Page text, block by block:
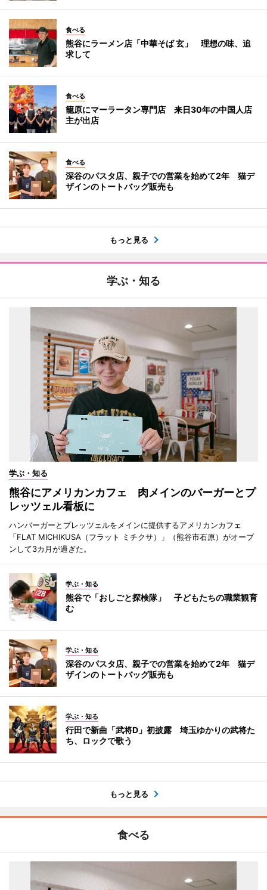
食べる
熊谷にラーメン店「中華そば 玄」 理想の味、追
求して
食べる
籠原にマーラータン専門店 来日30年の中国人店
主が出店
食べる
深谷のパスタ店、親子での営業を始めて2年 猫デ
ザインのトートバッグ販売も
もっと見る
学ぶ・知る
学ぶ・知る
熊谷にアメリカンカフェ 肉メインのバーガーとプ
レッツェル看板に
ハンバーガーとプレッツェルをメインに提供するアメリカンカフェ
「FLAT MICHIKUSA（フラット ミチクサ）」（熊谷市石原）がオープ
ンして3カ月が過ぎた。
学ぶ・知る
熊谷で「おしごと探検隊」 子どもたちの職業観育
む
学ぶ・知る
深谷のパスタ店、親子での営業を始めて2年 猫デ
ザインのトートバッグ販売も
学ぶ・知る
行田で新曲「武将D」初披露 埼玉ゆかりの武将た
ち、ロックで歌う
もっと見る
食べる